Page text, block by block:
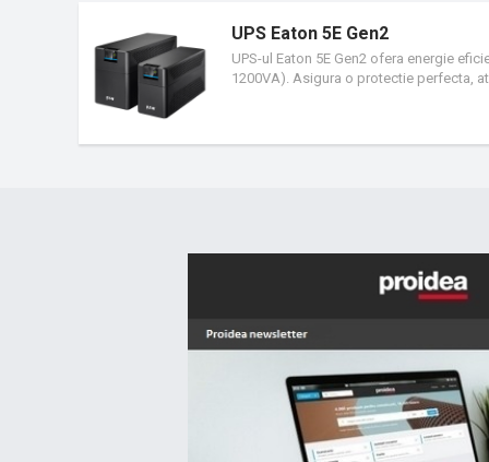
UPS Eaton 5E Gen2
UPS-ul Eaton 5E Gen2 ofera energie
1200VA). Asigura o protectie perfecta,